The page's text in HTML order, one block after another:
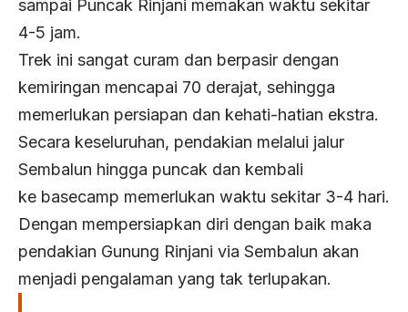
sampai Puncak Rinjani memakan waktu sekitar
4-5 jam.
Trek ini sangat curam dan berpasir dengan
kemiringan mencapai 70 derajat, sehingga
memerlukan persiapan dan kehati-hatian ekstra.
Secara keseluruhan, pendakian melalui jalur
Sembalun hingga puncak dan kembali
ke basecamp memerlukan waktu sekitar 3-4 hari.
Dengan mempersiapkan diri dengan baik maka
pendakian Gunung Rinjani via Sembalun akan
menjadi pengalaman yang tak terlupakan.